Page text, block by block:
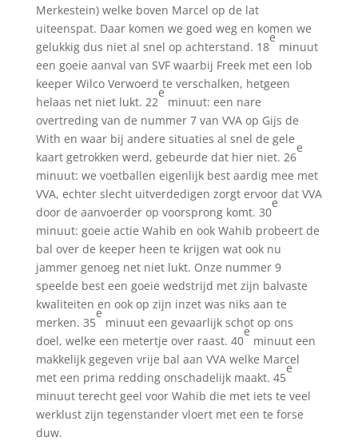
Merkestein) welke boven Marcel op de lat
uiteenspat. Daar komen we goed weg en komen we
gelukkig dus niet al snel op achterstand. 18
e
minuut
een goeie aanval van SVF waarbij Freek met een lob
keeper Wilco Verwoerd te verschalken, hetgeen
helaas net niet lukt. 22
e
minuut: een nare
overtreding van de nummer 7 van VVA op Gijs de
With en waar bij andere situaties al snel de gele
kaart getrokken werd, gebeurde dat hier niet. 26
e
minuut: we voetballen eigenlijk best aardig mee met
VVA, echter slecht uitverdedigen zorgt ervoor dat VVA
door de aanvoerder op voorsprong komt. 30
e
minuut: goeie actie Wahib en ook Wahib probeert de
bal over de keeper heen te krijgen wat ook nu
jammer genoeg net niet lukt. Onze nummer 9
speelde best een goeie wedstrijd met zijn balvaste
kwaliteiten en ook op zijn inzet was niks aan te
merken. 35
e
minuut een gevaarlijk schot op ons
doel, welke een metertje over raast. 40
e
minuut een
makkelijk gegeven vrije bal aan VVA welke Marcel
met een prima redding onschadelijk maakt. 45
e
minuut terecht geel voor Wahib die met iets te veel
werklust zijn tegenstander vloert met een te forse
duw.